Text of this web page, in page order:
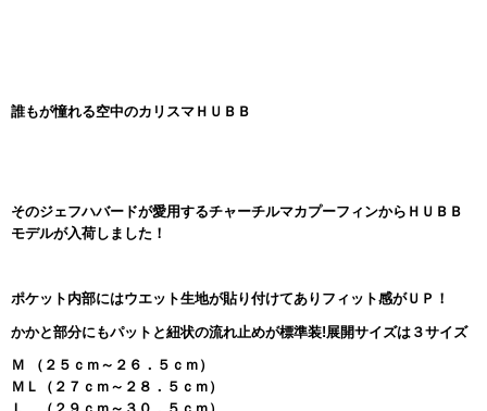
誰もが憧れる空中のカリスマＨＵＢＢ
そのジェフハバードが愛用するチャーチルマカプーフィンからＨＵＢＢ
モデルが入荷しました！
ポケット内部にはウエット生地が貼り付けてありフィット感がＵＰ！
かかと部分にもパットと紐状の流れ止めが標準装!展開サイズは３サイズ
Ｍ （２５ｃｍ～２６．５ｃｍ）
ＭＬ（２７ｃｍ～２８．５ｃｍ）